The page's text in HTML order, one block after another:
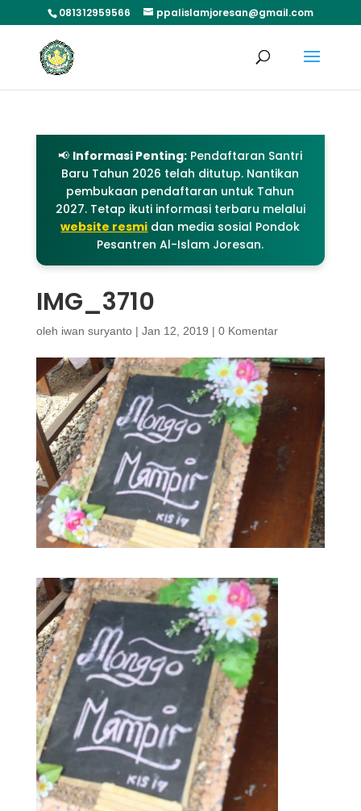
081312959566 ppalislamjoresan@gmail.com
📢 Informasi Penting: Pendaftaran Santri
Baru Tahun 2026 telah ditutup. Nantikan
pembukaan pendaftaran untuk Tahun
2027. Tetap ikuti informasi terbaru melalui
website resmi dan media sosial Pondok
Pesantren Al-Islam Joresan.
IMG_3710
oleh iwan suryanto| Jan 12, 2019 | 0 Komentar